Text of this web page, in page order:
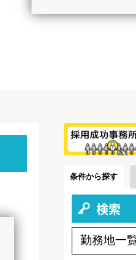
条件から探す
検索